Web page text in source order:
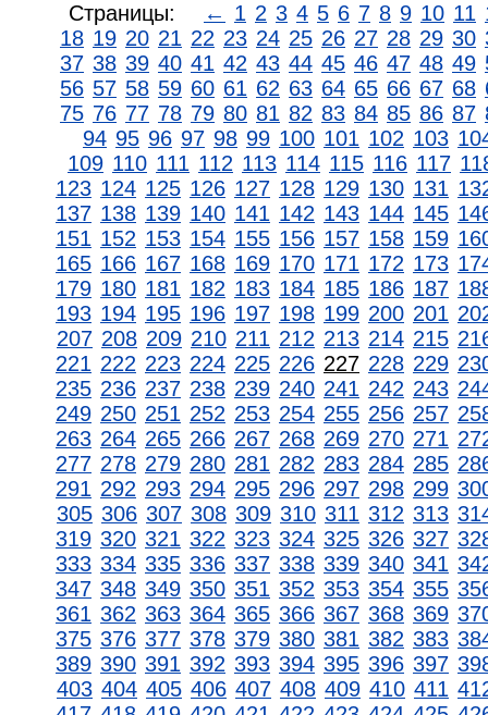
Страницы: ← 1 2 3 4 5 6 7 8 9 10 11
18 19 20 21 22 23 24 25 26 27 28 29 30
37 38 39 40 41 42 43 44 45 46 47 48 49
56 57 58 59 60 61 62 63 64 65 66 67 68
75 76 77 78 79 80 81 82 83 84 85 86 87
94 95 96 97 98 99 100 101 102 103
109 110 111 112 113 114 115 116 117
123 124 125 126 127 128 129 130 131
137 138 139 140 141 142 143 144 145
151 152 153 154 155 156 157 158 159
165 166 167 168 169 170 171 172 173
179 180 181 182 183 184 185 186 187
193 194 195 196 197 198 199 200 201
207 208 209 210 211 212 213 214 215
221 222 223 224 225 226 227 228 229
235 236 237 238 239 240 241 242 243
249 250 251 252 253 254 255 256 257
263 264 265 266 267 268 269 270 271
277 278 279 280 281 282 283 284 285
291 292 293 294 295 296 297 298 299
305 306 307 308 309 310 311 312 313
319 320 321 322 323 324 325 326 327
333 334 335 336 337 338 339 340 341
347 348 349 350 351 352 353 354 355
361 362 363 364 365 366 367 368 369
375 376 377 378 379 380 381 382 383
389 390 391 392 393 394 395 396 397
403 404 405 406 407 408 409 410 411